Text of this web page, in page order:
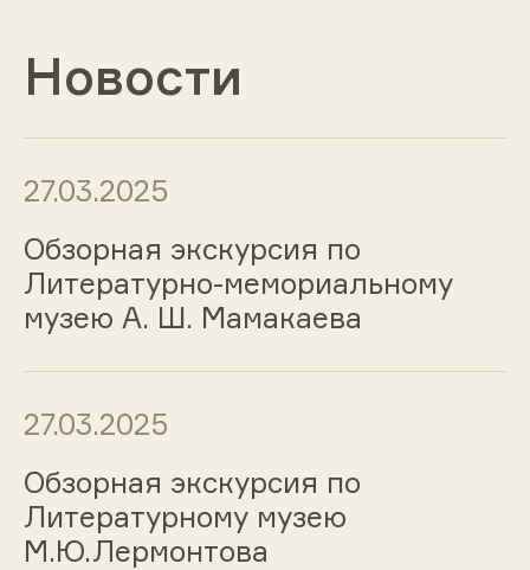
Новости
27.03.2025
Обзорная экскурсия по
Литературно-мемориальному
музею А. Ш. Мамакаева
27.03.2025
Обзорная экскурсия по
Литературному музею
М.Ю.Лермонтова